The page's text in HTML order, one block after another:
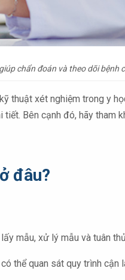
chẩn đoán và theo dõi bệnh
thuật xét nghiệm trong y
Bên cạnh đó, hãy tham
đâu?
mẫu, xử lý mẫu và tuân
quan sát quy trình cận